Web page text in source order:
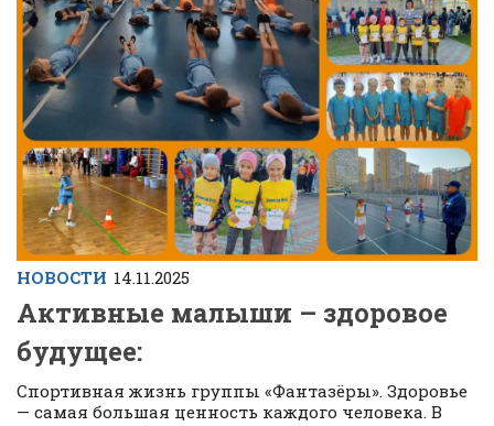
НОВОСТИ 14.11.2025
Активные малыши – здоровое
будущее:
Спортивная жизнь группы «Фантазёры». Здоровье
— самая большая ценность каждого человека. В